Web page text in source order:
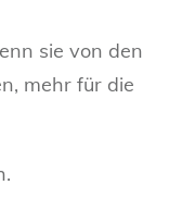
sie von den
mehr für die